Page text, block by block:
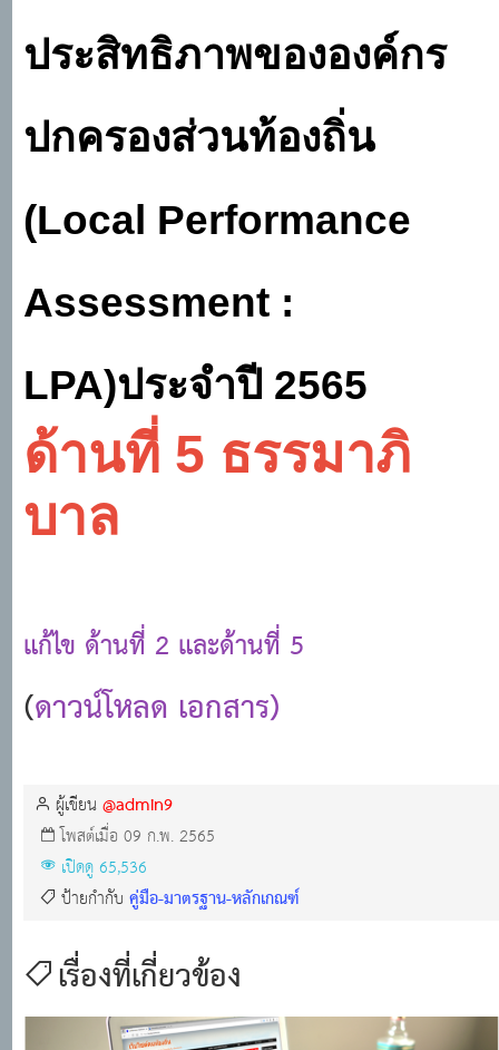
ประสิทธิภาพขององค์กร
ปกครองส่วนท้องถิ่น
(Local Performance
Assessment :
LPA)ประจำปี 2565
ด้านที่ 5 ธรรมาภิ
บาล
แก้ไข ด้านที่ 2 และด้านที่ 5
(ดาวน์โหลด เอกสาร)
ผู้เขียน@admin9
โพสต์เมื่อ 09 ก.พ. 2565
เปิดดู 65,536
ป้ายกำกับคู่มือ-มาตรฐาน-หลักเกณฑ์
เรื่องที่เกี่ยวข้อง